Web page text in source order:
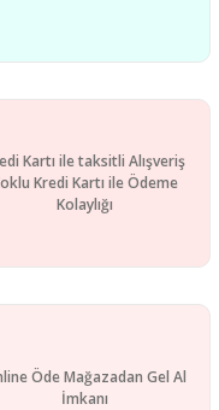
Kartı ile taksitli Alışveriş
Kredi Kartı ile Ödeme
Kolaylığı
Öde Mağazadan Gel Al
İmkanı